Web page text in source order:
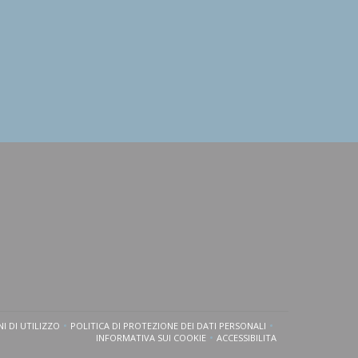
FINESTRA))
DI UTILIZZO
((APRE UNA NUOVA FINESTRA))
POLITICA DI PROTEZIONE DEI DATI PERSONALI
((APRE UNA NUOVA FINESTRA))
INFORMATIVA SUI COOKIE((APRE UNA NUOVA FINESTRA))
ACCESSIBILITA((APRE UNA NUOVA